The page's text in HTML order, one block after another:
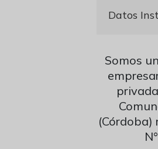
Elina
Carolina
Datos
Mutual
Matrícula
CUIT:
IVA:
Somos
(Córdoba)